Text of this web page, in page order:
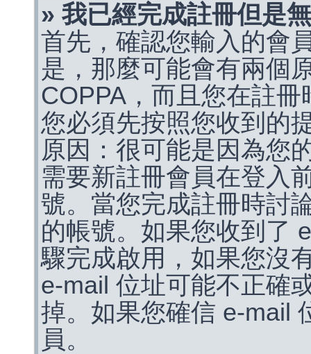
» 我已經完成註冊但是
首先，確認您輸入的會
是，那麼可能會有兩個
COPPA，而且您在註
您必須先按照您收到的
原因：很可能是因為您
需要新註冊會員在登入
號。當您完成註冊時討
的帳號。如果您收到了
驟完成啟用，如果您沒
e-mail 位址可能不正確
掉。如果您確信 e-mail
員。